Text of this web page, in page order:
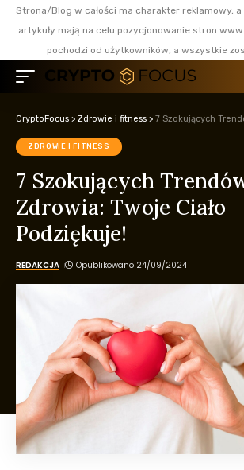
Strona/Blog w całości ma charakter reklamowy, a
artykuły mają na celu pozycjonowanie stron
pochodzi od użytkowników, a wszystkie
CryptoFocus > Zdrowie i fitness > 7 Szokujących Trendów
ZDROWIE I FITNESS
7 Szokujących
Zdrowia: Twoje Ciało
Podziękuje!
REDAKCJA Opublikowano 24/09/2024